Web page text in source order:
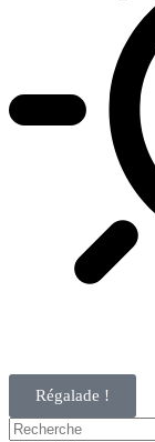
Régalade !